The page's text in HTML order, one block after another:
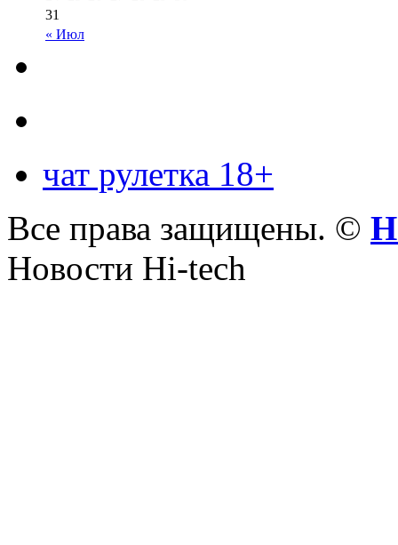
« Июл
31
чат рулетка 18+
Все права защищены. ©
Новости Hi-tech